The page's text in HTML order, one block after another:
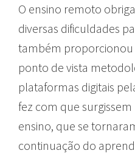
O ensino remoto
diversas dificuldades
também
ponto de vista
plataformas digitais
fez com que
ensino, que se
continuação do